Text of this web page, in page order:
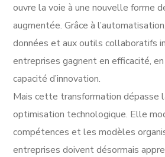
ouvre la voie à une nouvelle forme
augmentée. Grâce à
données et aux outils collaboratifs
entreprises gagnent en efficacité,
capacité d’innovation.
Mais cette transformation dépasse
optimisation technologique. Elle
compétences et les modèles
entreprises doivent désormais